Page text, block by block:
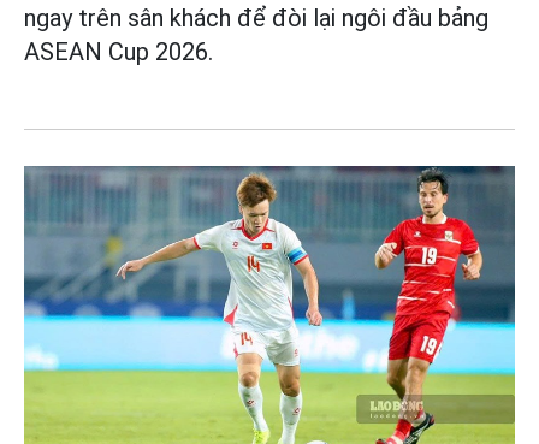
ngay trên sân khách để đòi lại ngôi đầu bảng
ASEAN Cup 2026.